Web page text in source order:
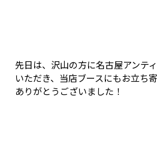
先日は、沢山の方に名古屋アンテ
いただき、当店ブースにもお立ち
ありがとうございました！